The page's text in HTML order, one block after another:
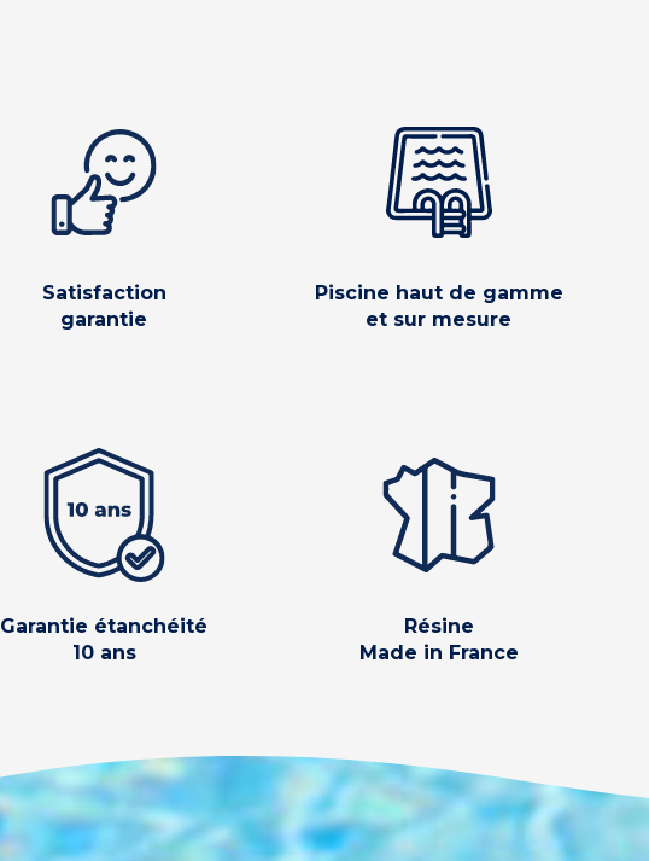
Satisfaction
garantie
Piscine haut de gamme
et sur mesure
Garantie étanchéité
10 ans
Résine
Made in France